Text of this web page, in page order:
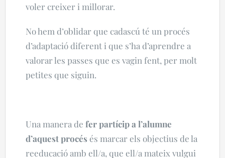
voler creixer i millorar.
No hem d’oblidar que cadascú té un procés
d’adaptació diferent i que s’ha d’aprendre a
valorar les passes que es vagin fent, per molt
petites que siguin.
Una manera de fer partícip a l’alumne
d’aquest procésés marcar els objectius de la
reeducació amb ell/a, que ell/a mateix vulgui